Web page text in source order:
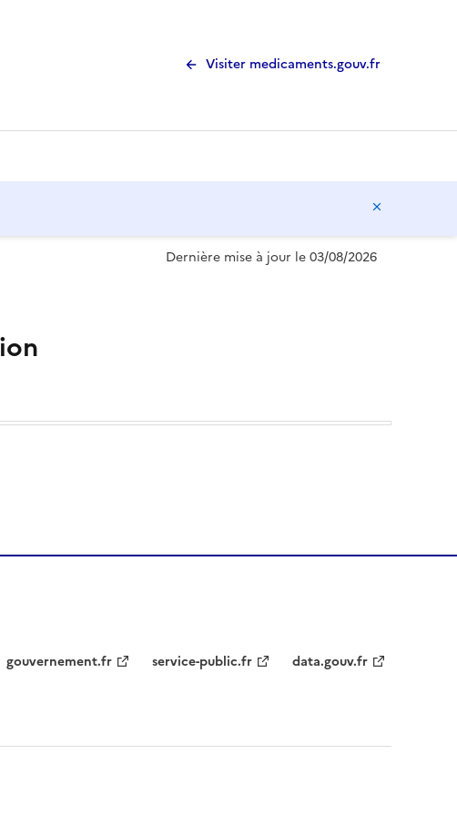
Visiter medicaments.gouv.fr
Dernière mise à jour le 03/08/2026
gouvernement.fr service-public.fr data.gouv.fr